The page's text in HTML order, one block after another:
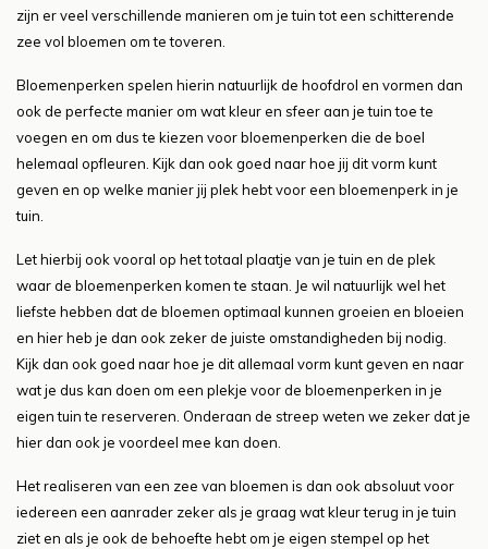
zijn er veel verschillende manieren om je tuin tot een schitterende
zee vol bloemen om te toveren.
Bloemenperken spelen hierin natuurlijk de hoofdrol en vormen dan
ook de perfecte manier om wat kleur en sfeer aan je tuin toe te
voegen en om dus te kiezen voor bloemenperken die de boel
helemaal opfleuren. Kijk dan ook goed naar hoe jij dit vorm kunt
geven en op welke manier jij plek hebt voor een bloemenperk in je
tuin.
Let hierbij ook vooral op het totaal plaatje van je tuin en de plek
waar de bloemenperken komen te staan. Je wil natuurlijk wel het
liefste hebben dat de bloemen optimaal kunnen groeien en bloeien
en hier heb je dan ook zeker de juiste omstandigheden bij nodig.
Kijk dan ook goed naar hoe je dit allemaal vorm kunt geven en naar
wat je dus kan doen om een plekje voor de bloemenperken in je
eigen tuin te reserveren. Onderaan de streep weten we zeker dat je
hier dan ook je voordeel mee kan doen.
Het realiseren van een zee van bloemen is dan ook absoluut voor
iedereen een aanrader zeker als je graag wat kleur terug in je tuin
ziet en als je ook de behoefte hebt om je eigen stempel op het